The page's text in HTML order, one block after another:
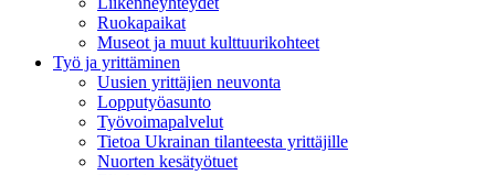
Ruokapaikat
Museot ja muut kulttuurikohteet
Työ ja yrittä­minen
Uusien yrittäjien neuvonta
Lopputyöasunto
Työvoimapalvelut
Tietoa Ukrainan tilanteesta yrittäjille
Nuorten kesätyötuet